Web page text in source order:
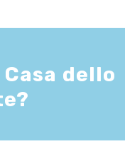
dello